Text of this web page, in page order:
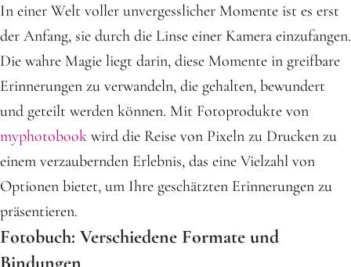
In einer Welt voller unvergesslicher Momente ist es erst
der Anfang, sie durch die Linse einer Kamera einzufangen.
Die wahre Magie liegt darin, diese Momente in greifbare
Erinnerungen zu verwandeln, die gehalten, bewundert
und geteilt werden können. Mit Fotoprodukte von
myphotobook wird die Reise von Pixeln zu Drucken zu
einem verzaubernden Erlebnis, das eine Vielzahl von
Optionen bietet, um Ihre geschätzten Erinnerungen zu
präsentieren.
Fotobuch: Verschiedene Formate und